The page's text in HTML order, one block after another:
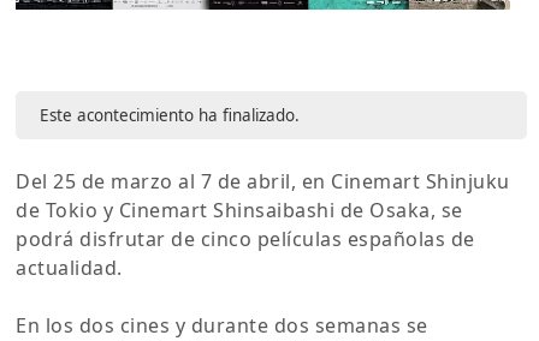
Este acontecimiento ha finalizado.
Del 25 de marzo al 7 de abril, en Cinemart Shinjuku
de Tokio y Cinemart Shinsaibashi de Osaka, se
podrá disfrutar de cinco películas españolas de
actualidad.
En los dos cines y durante dos semanas se